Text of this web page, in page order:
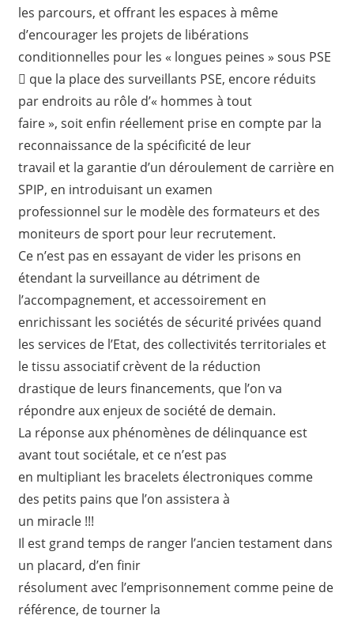
les parcours, et offrant les espaces à même
d’encourager les projets de libérations
conditionnelles pour les « longues peines » sous PSE
 que la place des surveillants PSE, encore réduits
par endroits au rôle d’« hommes à tout
faire », soit enfin réellement prise en compte par la
reconnaissance de la spécificité de leur
travail et la garantie d’un déroulement de carrière en
SPIP, en introduisant un examen
professionnel sur le modèle des formateurs et des
moniteurs de sport pour leur recrutement.
Ce n’est pas en essayant de vider les prisons en
étendant la surveillance au détriment de
l’accompagnement, et accessoirement en
enrichissant les sociétés de sécurité privées quand
les services de l’Etat, des collectivités territoriales et
le tissu associatif crèvent de la réduction
drastique de leurs financements, que l’on va
répondre aux enjeux de société de demain.
La réponse aux phénomènes de délinquance est
avant tout sociétale, et ce n’est pas
en multipliant les bracelets électroniques comme
des petits pains que l’on assistera à
un miracle !!!
Il est grand temps de ranger l’ancien testament dans
un placard, d’en finir
résolument avec l’emprisonnement comme peine de
référence, de tourner la